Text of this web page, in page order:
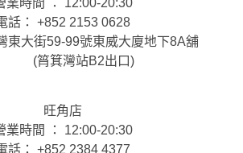
業時間 ： 12:00-20:30
話： +852 2153 0628
東大街59-99號東威大廈地下8A舖
筲箕灣站B2出口)
旺角店
業時間 ： 12:00-20:30
話： +852 2384 4377